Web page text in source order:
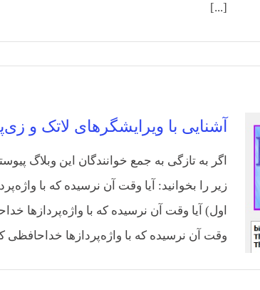
[...]
آشنایی با ویرایشگرهای لاتک و
اگر به تازگی به جمع خوانندگان این وبلاگ
زیر را بخوانید: آیا وقت آن نرسیده که با
اول) آیا وقت آن نرسیده که با واژه‌پردازها
وقت آن نرسیده که با واژه‌پردازها